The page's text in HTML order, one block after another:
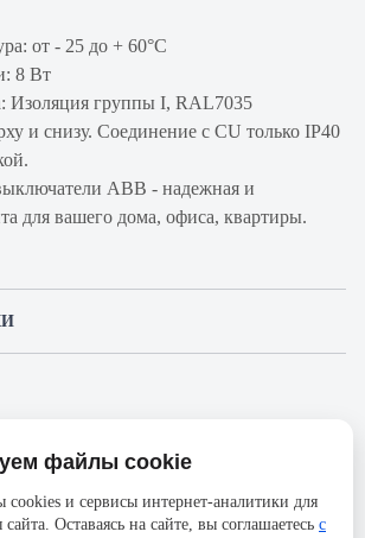
от - 25 до + 60°С
8 Вт
Изоляция группы I, RAL7035
и снизу. Соединение с CU только IP40
ABB - надежная и
для вашего дома, офиса, квартиры.
S803PV
авторизуйтесь, чтобы иметь
и характеристики могут отличаться от реального
Компания АйДистрибьют не несёт
не соответствия текущей модели товаров фотографиям,
файлы cookie
и сервисы интернет-аналитики для
Оставаясь на сайте, вы соглашаетесь с